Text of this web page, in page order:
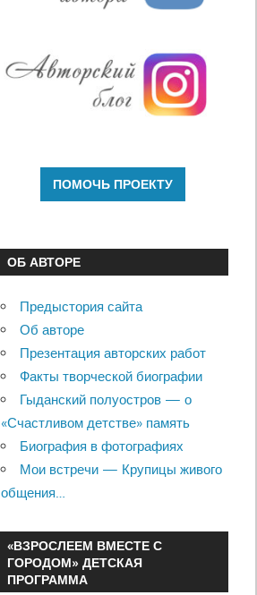
ОБ АВТОРЕ
Предыстория сайта
Об авторе
Презентация авторских работ
Факты творческой биографии
Гыданский полуостров — о
«Счастливом детстве» память
Биография в фотографиях
Мои встречи — Крупицы живого
общения…
«ВЗРОСЛЕЕМ ВМЕСТЕ С
ГОРОДОМ» ДЕТСКАЯ
ПРОГРАММА